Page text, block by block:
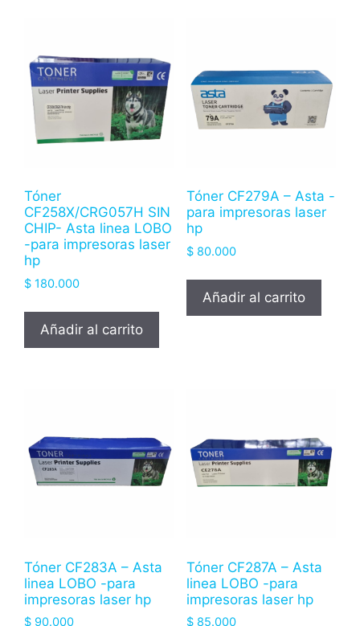
Tóner
CF258X/CRG057H SIN
CHIP- Asta linea LOBO
-para impresoras laser
hp
$ 180.000
Añadir al carrito
Tóner CF279A – Asta -
para impresoras laser
hp
$80.000
Añadir al carrito
Tóner CF283A – Asta
linea LOBO -para
impresoras laser hp
$ 90.000
Tóner CF287A – Asta
linea LOBO -para
impresoras laser hp
$85.000